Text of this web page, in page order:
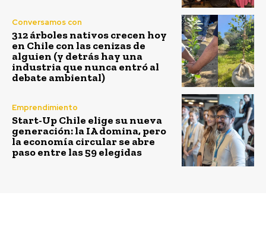
Conversamos con
312 árboles nativos crecen hoy
en Chile con las cenizas de
alguien (y detrás hay una
industria que nunca entró al
debate ambiental)
Emprendimiento
Start-Up Chile elige su nueva
generación: la IA domina, pero
la economía circular se abre
paso entre las 59 elegidas